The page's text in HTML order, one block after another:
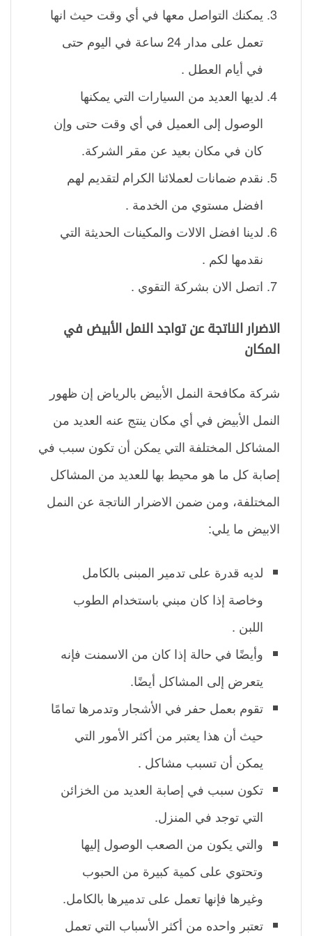
يمكنك التواصل معها في أي وقت حيث انها
تعمل على مدار 24 ساعة في اليوم حتى
في أيام العطل .
لديها العديد من السيارات التي يمكنها
الوصول إلى العميل في أي وقت حتى وإن
كان في مكان بعيد عن مقر الشركة.
نقدم ضمانات لعملائنا الكرام لتقديم لهم
افضل مستوي من الخدمة .
لدينا افضل الالات والمكينات الحديثة التي
نقدمها لكم .
اتصل الان بشركة التقوي .
الاضرار الناتجة عن تواجد النمل الأبيض في
المكان
شركة مكافحة النمل الأبيض بالرياض إن ظهور
النمل الأبيض في أي مكان ينتج عنه العديد من
المشاكل المختلفة التي يمكن أن تكون سبب في
إصابة كل ما هو محيط بها للعديد من المشاكل
المختلفة، ومن ضمن الاضرار الناتجة عن النمل
الابيض ما يلي:
لديه قدرة على تدمير المبنى بالكامل
وخاصة إذا كان مبني باستخدام الطوب
اللبن .
وأيضًا في حالة إذا كان من الاسمنت فإنه
يتعرض إلى المشاكل أيضًا.
تقوم بعمل حفر في الأشجار وتدمرها تمامًا
حيث أن هذا يعتبر من أكثر الأمور التي
يمكن أن تسبب مشاكل .
تكون سبب في إصابة العديد من الخزائن
التي توجد في المنزل.
والتي يكون من الصعب الوصول إليها
وتحتوي على كمية كبيرة من الحبوب
وغيرها فإنها تعمل على تدميرها بالكامل.
تعتبر واحده من أكثر الأسباب التي تعمل